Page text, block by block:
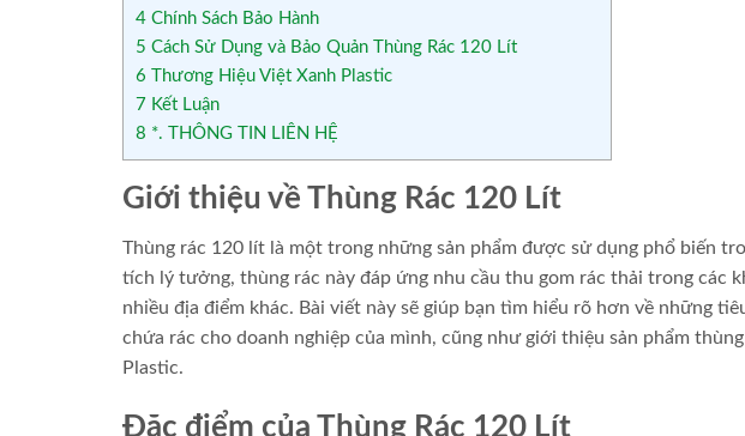
4 Chính Sách Bảo Hành
5 Cách Sử Dụng và Bảo Quản Thùng Rác 120 Lít
6 Thương Hiệu Việt Xanh Plastic
7 Kết Luận
8 *. THÔNG TIN LIÊN HỆ
Giới thiệu về Thùng Rác 120 Lít
Thùng rác 120 lít là một trong những sản phẩm được sử dụng phổ biến
tích lý tưởng, thùng rác này đáp ứng nhu cầu thu gom rác thải trong các
nhiều địa điểm khác. Bài viết này sẽ giúp bạn tìm hiểu rõ hơn về những
chứa rác cho doanh nghiệp của mình, cũng như giới thiệu sản phẩm
Plastic.
Đặc điểm của Thùng Rác 120 Lít